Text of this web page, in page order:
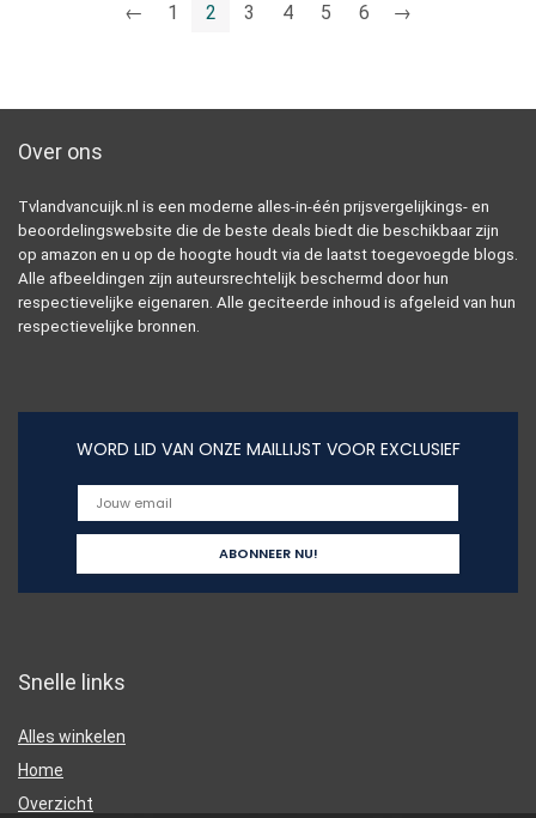
← 1 2 3 4 5 6 →
Over ons
Tvlandvancuijk.nl is een moderne alles-in-één prijsvergelijkings- en
beoordelingswebsite die de beste deals biedt die beschikbaar zijn
op amazon en u op de hoogte houdt via de laatst toegevoegde blogs.
Alle afbeeldingen zijn auteursrechtelijk beschermd door hun
respectievelijke eigenaren. Alle geciteerde inhoud is afgeleid van hun
respectievelijke bronnen.
WORD LID VAN ONZE MAILLIJST VOOR EXCLUSIEF
Snelle links
Alles winkelen
Home
Overzicht